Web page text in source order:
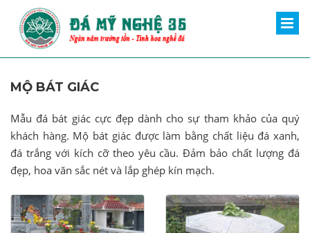
MỘ BÁT GIÁC
Mẫu đá bát giác cực đẹp dành cho sự tham khảo của quý
khách hàng. Mộ bát giác được làm bằng chất liệu đá xanh,
đá trắng với kích cỡ theo yêu cầu. Đảm bảo chất lượng đá
đẹp, hoa văn sắc nét và lắp ghép kín mạch.